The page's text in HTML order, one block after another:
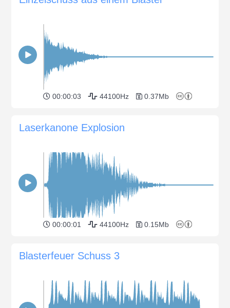
00:00:03 44100Hz 0.37Mb
Laserkanone Explosion
00:00:01 44100Hz 0.15Mb
Blasterfeuer Schuss 3